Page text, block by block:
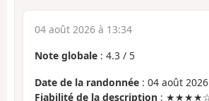
04 août 2026 à 13:34
Note globale : 4.3 / 5
Date de la randonnée : 04 août 2026
Fiabilité de la description : ★★★★☆